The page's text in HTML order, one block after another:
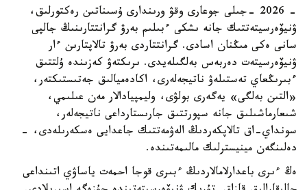
- 2026 -جىلى جوعارى وقۋ ورىندارى ۇسىناتىن رەكتورلىق،
ۋنيۆەرسيتەتتىك جانە ىشكى ءبىلىم بەرۋ گرانتتارىنىڭ جالپى
سانى ەكى مىڭنان اسادى. گرانتتاردى بەرۋ تالاپتارىن ءار
ۋنيۆەرسيتەت دەربەس بەلگىلەيدى. ىرىكتەۋ كەزىندە ۇلتتىق
ءبىرىڭعاي تەستىلەۋ ناتيجەلەرى، اكادەميالىق جەتىستىكتەر،
«التىن بەلگى» يەگەرى بولۋى، وليمپيادالار مەن عىلىمي،
شىعارماشىلىق جانە سپورتتىق جارىستارداعى ناتيجەلەر،
سونداي-اق تالاپكەردىڭ الەۋمەتتىك جاعدايى ەسكەرىلەدى، -
دەلىنگەن مينيسترلىك مالىمەتىندە.
ەڭ ءىرى باعدارلامالاردىڭ ءبىرى قوجا احمەت ياساۋي اتىنداعى